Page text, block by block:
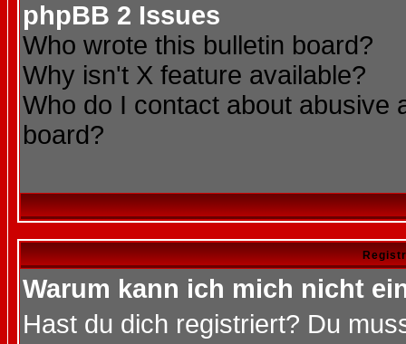
phpBB 2 Issues
Who wrote this bulletin board?
Why isn't X feature available?
Who do I contact about abusive
board?
Warum kann ich mich nicht
Hast du dich registriert? Du